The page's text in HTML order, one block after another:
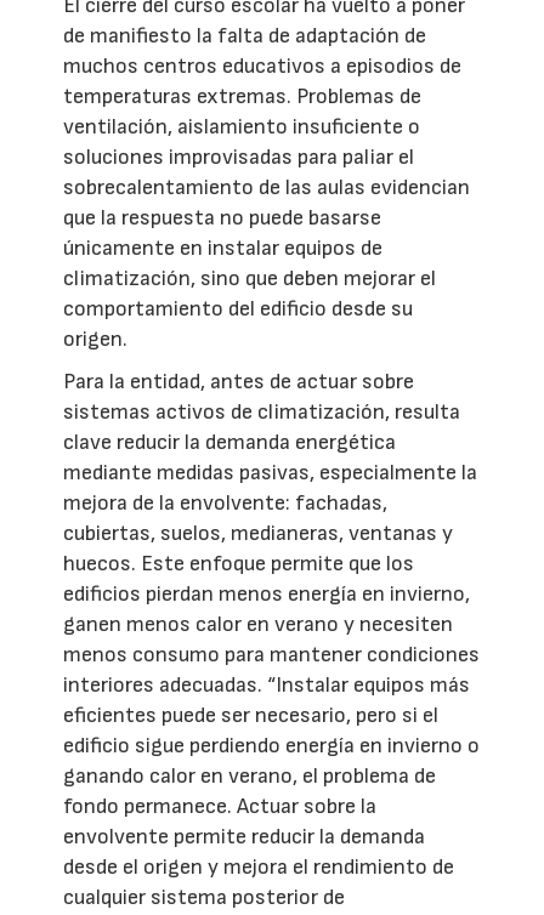
El cierre del curso escolar ha vuelto a poner
de manifiesto la falta de adaptación de
muchos centros educativos a episodios de
temperaturas extremas. Problemas de
ventilación, aislamiento insuficiente o
soluciones improvisadas para paliar el
sobrecalentamiento de las aulas evidencian
que la respuesta no puede basarse
únicamente en instalar equipos de
climatización, sino que deben mejorar el
comportamiento del edificio desde su
origen.
Para la entidad, antes de actuar sobre
sistemas activos de climatización, resulta
clave reducir la demanda energética
mediante medidas pasivas, especialmente la
mejora de la envolvente: fachadas,
cubiertas, suelos, medianeras, ventanas y
huecos. Este enfoque permite que los
edificios pierdan menos energía en invierno,
ganen menos calor en verano y necesiten
menos consumo para mantener condiciones
interiores adecuadas. “Instalar equipos más
eficientes puede ser necesario, pero si el
edificio sigue perdiendo energía en invierno o
ganando calor en verano, el problema de
fondo permanece. Actuar sobre la
envolvente permite reducir la demanda
desde el origen y mejora el rendimiento de
cualquier sistema posterior de